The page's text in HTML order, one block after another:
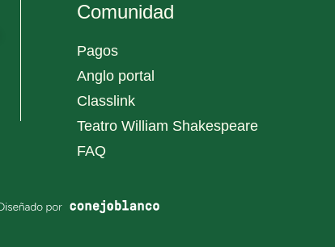
Comunidad
Pagos
Anglo portal
Classlink
Teatro William Shakespeare
FAQ